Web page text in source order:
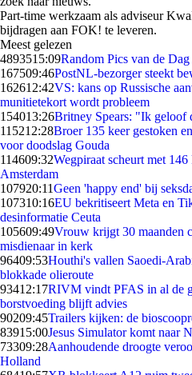
Part-time werkzaam als adviseur
bijdragen aan FOK! te leveren.
Meest gelezen
4893515:09Random Pics van de
167509:46PostNL-bezorger steekt
162612:42VS: kans op Russische
munitietekort wordt probleem
154013:26Britney Spears: "Ik geloof
115212:28Broer 135 keer gestoken
voor doodslag Gouda
114609:32Wegpiraat scheurt met
Amsterdam
107920:11Geen 'happy end' bij
107310:16EU bekritiseert Meta en
desinformatie Ceuta
105609:49Vrouw krijgt 30 maanden
misdienaar in kerk
96409:53Houthi's vallen Saoedi-
blokkade olieroute
93412:17RIVM vindt PFAS in al de
borstvoeding blijft advies
90209:45Trailers kijken: de
83915:00Jesus Simulator komt naar
73309:28Aanhoudende droogte
Holland